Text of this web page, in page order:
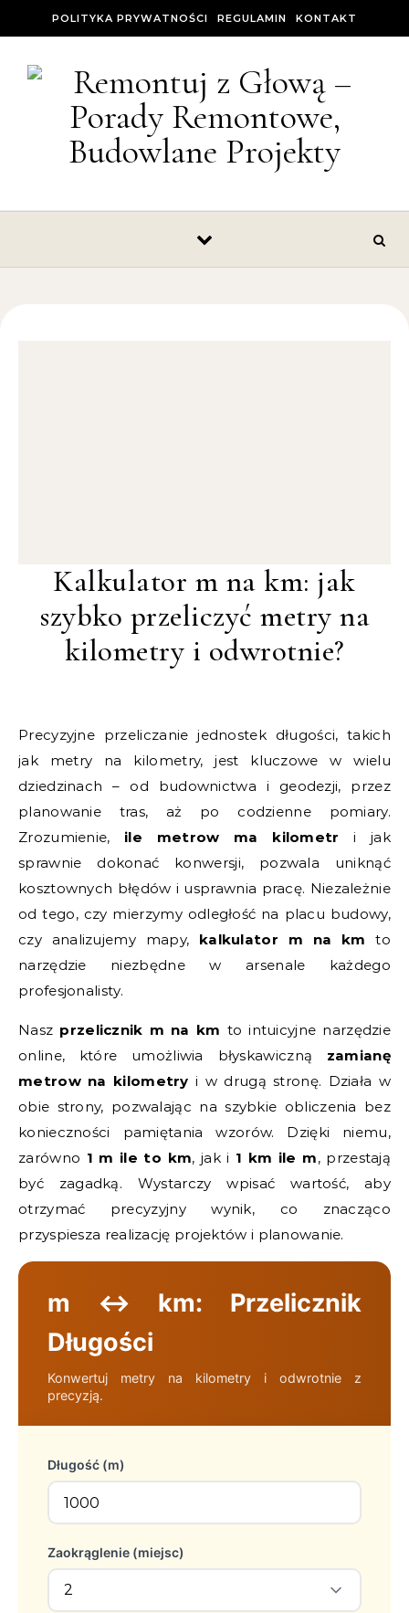
POLITYKA PRYWATNOŚCI REGULAMIN KONTAKT
Kalkulator m na km: jak
szybko przeliczyć metry na
kilometry i odwrotnie?
Precyzyjne przeliczanie jednostek długości, takich
jak metry na kilometry, jest kluczowe w wielu
dziedzinach – od budownictwa i geodezji, przez
planowanie tras, aż po codzienne pomiary.
Zrozumienie, ile metrow ma kilometr i jak
sprawnie dokonać konwersji, pozwala uniknąć
kosztownych błędów i usprawnia pracę. Niezależnie
od tego, czy mierzymy odległość na placu budowy,
czy analizujemy mapy, kalkulator m na km to
narzędzie niezbędne w arsenale każdego
profesjonalisty.
Nasz przelicznik m na km to intuicyjne narzędzie
online, które umożliwia błyskawiczną zamianę
metrow na kilometry i w drugą stronę. Działa w
obie strony, pozwalając na szybkie obliczenia bez
konieczności pamiętania wzorów. Dzięki niemu,
zarówno 1 m ile to km, jak i 1 km ile m, przestają
być zagadką. Wystarczy wpisać wartość, aby
otrzymać precyzyjny wynik, co znacząco
przyspiesza realizację projektów i planowanie.
m ↔ km: Przelicznik
Długości
Konwertuj metry na kilometry i odwrotnie z
precyzją.
Długość (m)
Zaokrąglenie (miejsc)